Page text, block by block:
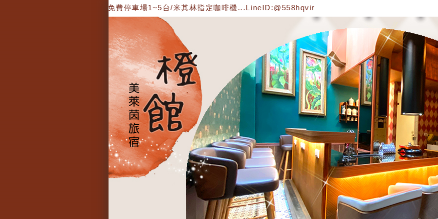
機/過山車電子麻將桌/ 免費停車場1~5台/米其林指定咖啡機...LineID:@558hqvir